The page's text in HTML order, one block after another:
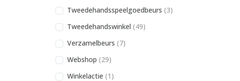
Tweedehandsspeelgoedbeurs (3)
Tweedehandswinkel (49)
Verzamelbeurs (7)
Webshop (29)
Winkelactie (1)